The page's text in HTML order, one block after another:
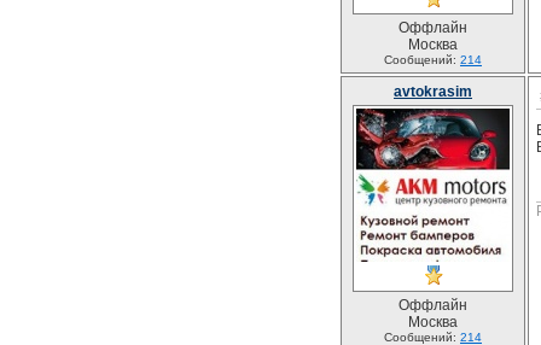
Оффлайн
Москва
Сообщений: 214
avtokrasim
Оффлайн
Москва
Сообщений: 214